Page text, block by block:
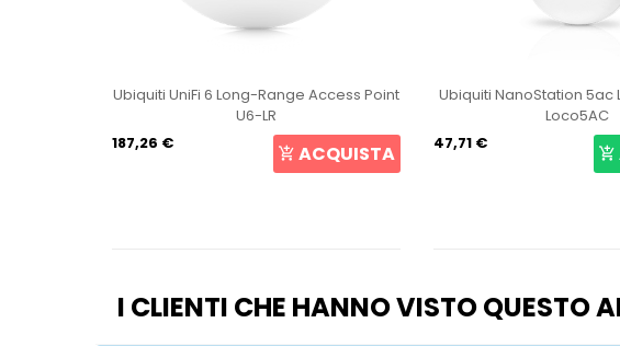
Ubiquiti UniFi 6 Long-Range Access Point
U6-LR
187,26 €
ACQUISTA
Ubiquiti NanoStation 5ac
Loco5AC
47,71 €
I CLIENTI CHE HANNO VISTO QUESTO